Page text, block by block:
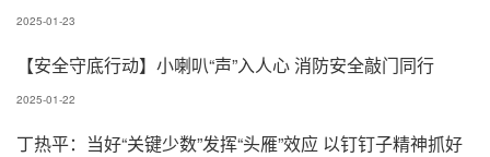
2025-01-23
【安全守底行动】小喇叭“声”入人心 消防安全敲门同行
2025-01-22
丁热平：当好“关键少数”发挥“头雁”效应 以钉钉子精神抓好